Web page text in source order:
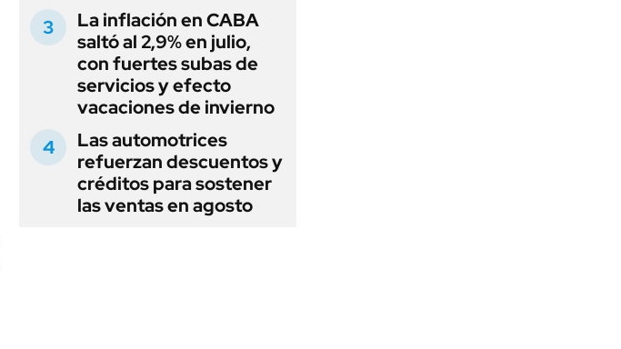
La inflación en CABA
saltó al 2,9% en julio,
con fuertes subas de
servicios y efecto
vacaciones de invierno
Las automotrices
refuerzan descuentos y
créditos para sostener
las ventas en agosto